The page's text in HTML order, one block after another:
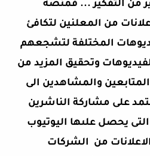
من التفكير ... فمنصة
من المعلنين لتكافئ
المختلفة لتشجعهم
وتحقيق المزيد من
المتابعين والمشاهدين الى
على مشاركة الناشرين
يحصل علىها اليوتيوب
من الشركات